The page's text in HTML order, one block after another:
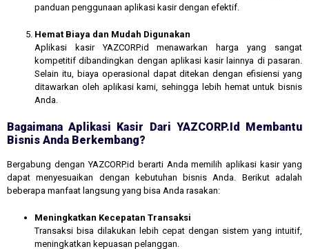
panduan penggunaan aplikasi kasir dengan efektif.
Hemat Biaya dan Mudah Digunakan
Aplikasi kasir YAZCORP.id menawarkan harga yang sangat
kompetitif dibandingkan dengan aplikasi kasir lainnya di pasaran.
Selain itu, biaya operasional dapat ditekan dengan efisiensi yang
ditawarkan oleh aplikasi kami, sehingga lebih hemat untuk bisnis
Anda.
Bagaimana Aplikasi Kasir Dari YAZCORP.id Membantu
Bisnis Anda Berkembang?
Bergabung dengan YAZCORP.id berarti Anda memilih aplikasi kasir yang
dapat menyesuaikan dengan kebutuhan bisnis Anda. Berikut adalah
beberapa manfaat langsung yang bisa Anda rasakan:
Meningkatkan Kecepatan Transaksi
Transaksi bisa dilakukan lebih cepat dengan sistem yang intuitif,
meningkatkan kepuasan pelanggan.